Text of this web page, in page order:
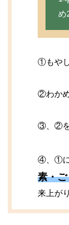
め
①もや
②わか
③、②を
④、①
素・
来上がり